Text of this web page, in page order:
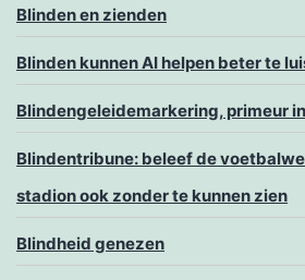
Blinden en zienden
Blinden kunnen AI helpen beter te
Blindengeleidemarkering, primeur
Blindentribune: beleef de
stadion ook zonder te kunnen zien
Blindheid genezen